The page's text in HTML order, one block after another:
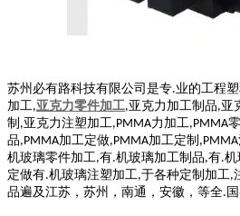
苏州必有路科技有限公司是专.业的工程
加工,亚克力零件加工,亚克力加工制品,亚
制 ,亚克力注塑加工,PMMA力加工,PMMA
品,PMMA加工定做,PMMA加工定制 ,PMMA
机玻璃零件加工,有.机玻璃加工制品,有.机
定做有.机玻璃注塑加工,于各种定制加工,
品遍及江苏，苏州，南通，安徽，等全.